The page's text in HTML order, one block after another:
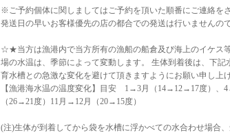
※ご予約個体に関しましてはご予約を頂いた順番にご連絡を
発送日の早いお客様優先の店の都合での発送は行いませんの
☆★当方は漁港内で当方所有の漁船の船倉及び海上のイケス
場の水温は、季節によって変動します。 生体到着後は、下
育水槽との急激な変化を避けて頂きますようにお願い申し上げ
【漁港海水温の温度変化】目安 1→3月（14→12→17度）
（26→21度）11月→12月（20→15度）
(注)生体が到着してから袋を水槽に浮かべての水合わせ場合